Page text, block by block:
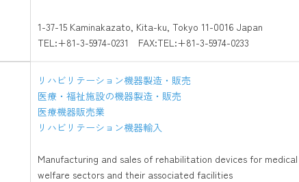
1-37-15 Kaminakazato, Kita-ku, Tokyo 11-0016 Japan
TEL:+81-3-5974-0231 FAX:TEL:+81-3-5974-0233
リハビリテーション機器製造・販売
医療・福祉施設の機器製造・販売
医療機器販売業
リハビリテーション機器輸入
Manufacturing and sales of rehabilitation devices for
welfare sectors and their associated facilities